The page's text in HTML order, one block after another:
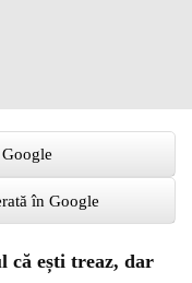
în Google
că ești treaz, dar